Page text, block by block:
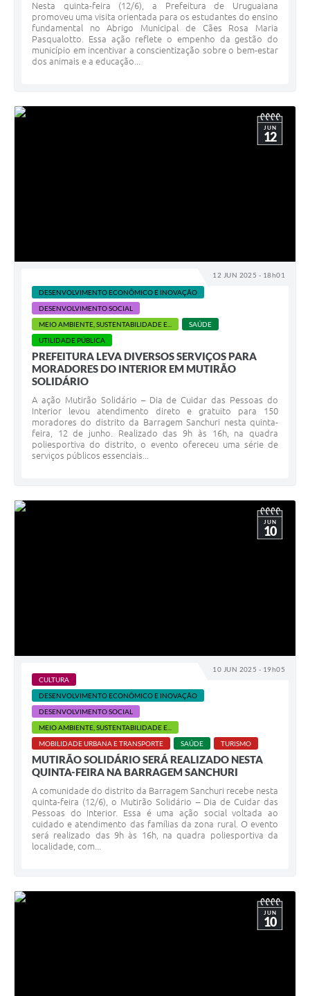
Nesta quinta-feira (12/6), a Prefeitura de Uruguaiana
promoveu uma visita orientada para os estudantes do ensino
fundamental no Abrigo Municipal de Cães Rosa Maria
Pasqualotto. Essa ação reflete o empenho da gestão do
município em incentivar a conscientização sobre o bem-estar
dos animais e a educação...
12 JUN 2025 - 18h01
JUN
12
DESENVOLVIMENTO ECONÔMICO E INOVAÇÃO
DESENVOLVIMENTO SOCIAL
MEIO AMBIENTE, SUSTENTABILIDADE E...
SAÚDE
UTILIDADE PÚBLICA
PREFEITURA LEVA DIVERSOS SERVIÇOS PARA
MORADORES DO INTERIOR EM MUTIRÃO
SOLIDÁRIO
A ação Mutirão Solidário – Dia de Cuidar das Pessoas do
Interior levou atendimento direto e gratuito para 150
moradores do distrito da Barragem Sanchuri nesta quinta-
feira, 12 de junho. Realizado das 9h às 16h, na quadra
poliesportiva do distrito, o evento ofereceu uma série de
serviços públicos essenciais...
10 JUN 2025 - 19h05
JUN
10
CULTURA
DESENVOLVIMENTO ECONÔMICO E INOVAÇÃO
DESENVOLVIMENTO SOCIAL
MEIO AMBIENTE, SUSTENTABILIDADE E...
MOBILIDADE URBANA E TRANSPORTE
SAÚDE TURISMO
MUTIRÃO SOLIDÁRIO SERÁ REALIZADO NESTA
QUINTA-FEIRA NA BARRAGEM SANCHURI
A comunidade do distrito da Barragem Sanchuri recebe nesta
quinta-feira (12/6), o Mutirão Solidário – Dia de Cuidar das
Pessoas do Interior. Essa é uma ação social voltada ao
cuidado e atendimento das famílias da zona rural. O evento
será realizado das 9h às 16h, na quadra poliesportiva da
localidade, com...
JUN
10